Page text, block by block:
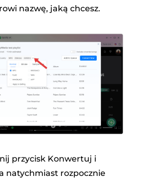
nazwę, jaką chcesz.
przycisk Konwertuj i
natychmiast rozpocznie